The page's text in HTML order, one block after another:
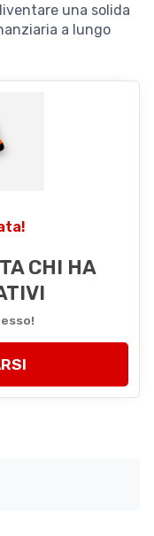
una solida
a lungo
CHI HA